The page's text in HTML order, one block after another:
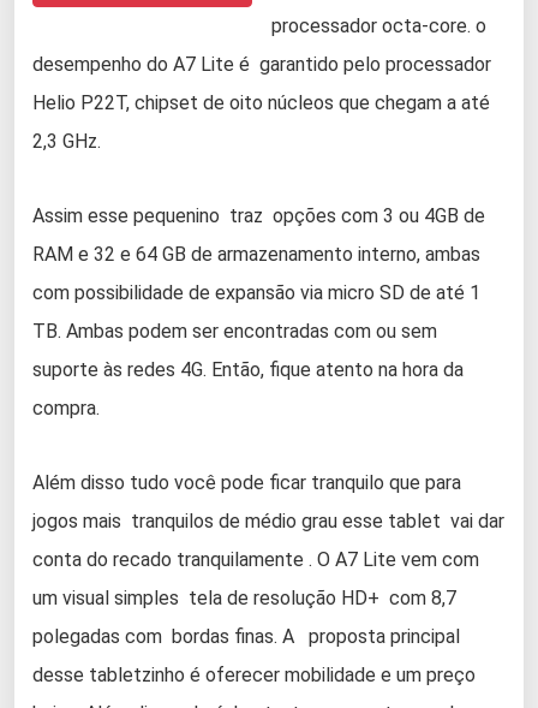
processador octa-core. o
desempenho do A7 Lite é garantido pelo processador
Helio P22T, chipset de oito núcleos que chegam a até
2,3 GHz.
Assim esse pequenino traz opções com 3 ou 4GB de
RAM e 32 e 64 GB de armazenamento interno, ambas
com possibilidade de expansão via micro SD de até 1
TB. Ambas podem ser encontradas com ou sem
suporte às redes 4G. Então, fique atento na hora da
compra.
Além disso tudo você pode ficar tranquilo que para
jogos mais tranquilos de médio grau esse tablet vai dar
conta do recado tranquilamente . O A7 Lite vem com
um visual simples tela de resolução HD+ com 8,7
polegadas com bordas finas. A proposta principal
desse tabletzinho é oferecer mobilidade e um preço